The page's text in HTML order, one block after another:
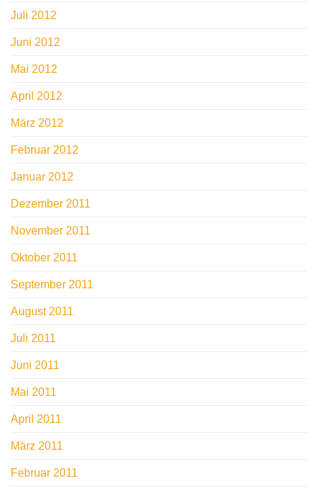
Juli 2012
Juni 2012
Mai 2012
April 2012
März 2012
Februar 2012
Januar 2012
Dezember 2011
November 2011
Oktober 2011
September 2011
August 2011
Juli 2011
Juni 2011
Mai 2011
April 2011
März 2011
Februar 2011